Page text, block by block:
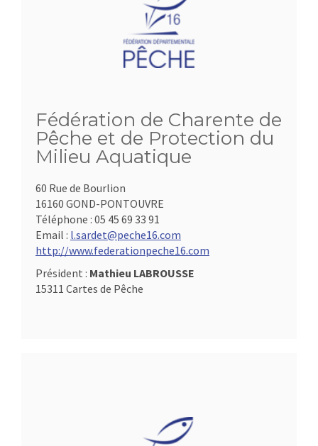
Fédération de Charente de
Pêche et de Protection du
Milieu Aquatique
60 Rue de Bourlion
16160 GOND-PONTOUVRE
Téléphone : 05 45 69 33 91
Email : l.sardet@peche16.com
http://www.federationpeche16.com
Président : Mathieu LABROUSSE
15311 Cartes de Pêche